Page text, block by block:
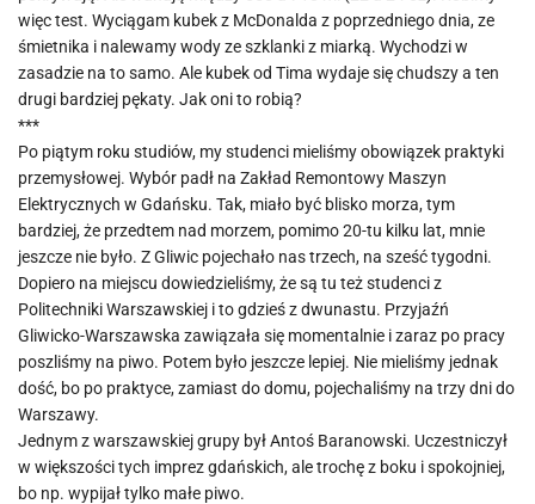
więc test. Wyciągam kubek z McDonalda z poprzedniego dnia, ze
śmietnika i nalewamy wody ze szklanki z miarką. Wychodzi w
zasadzie na to samo. Ale kubek od Tima wydaje się chudszy a ten
drugi bardziej pękaty. Jak oni to robią?
***
Po piątym roku studiów, my studenci mieliśmy obowiązek praktyki
przemysłowej. Wybór padł na Zakład Remontowy Maszyn
Elektrycznych w Gdańsku. Tak, miało być blisko morza, tym
bardziej, że przedtem nad morzem, pomimo 20-tu kilku lat, mnie
jeszcze nie było. Z Gliwic pojechało nas trzech, na sześć tygodni.
Dopiero na miejscu dowiedzieliśmy, że są tu też studenci z
Politechniki Warszawskiej i to gdzieś z dwunastu. Przyjaźń
Gliwicko-Warszawska zawiązała się momentalnie i zaraz po pracy
poszliśmy na piwo. Potem było jeszcze lepiej. Nie mieliśmy jednak
dość, bo po praktyce, zamiast do domu, pojechaliśmy na trzy dni do
Warszawy.
Jednym z warszawskiej grupy był Antoś Baranowski. Uczestniczył
w większości tych imprez gdańskich, ale trochę z boku i spokojniej,
bo np. wypijał tylko małe piwo.